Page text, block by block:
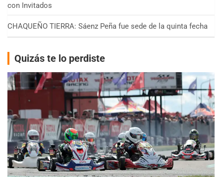
con Invitados
CHAQUEÑO TIERRA: Sáenz Peña fue sede de la quinta fecha
Quizás te lo perdiste